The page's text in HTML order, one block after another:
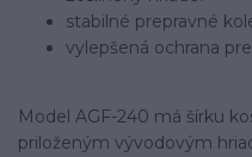
stabilné prepravné
vylepšená ochrana
Model AGF-240 má šírku
priloženým vývodovým